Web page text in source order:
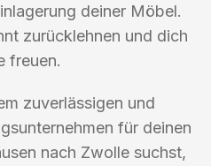
deiner Möbel.
zurücklehnen und dich
freuen.
zuverlässigen und
für deinen
nach Zwolle suchst,